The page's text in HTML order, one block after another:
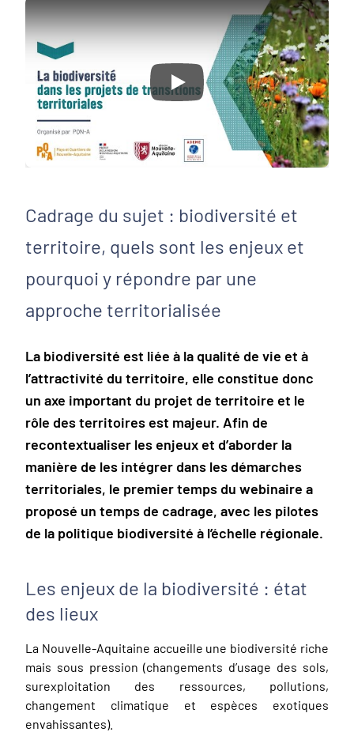
Play
Cadrage du sujet : biodiversité et
territoire, quels sont les enjeux et
pourquoi y répondre par une
approche territorialisée
La biodiversité est liée à la qualité de vie et à
l’attractivité du territoire, elle constitue donc
un axe important du projet de territoire et le
rôle des territoires est majeur. Afin de
recontextualiser les enjeux et d’aborder la
manière de les intégrer dans les démarches
territoriales, le premier temps du webinaire a
proposé un temps de cadrage, avec les pilotes
de la politique biodiversité à l’échelle régionale.
Les enjeux de la biodiversité : état
des lieux
La Nouvelle-Aquitaine accueille une biodiversité riche
mais sous pression (changements d’usage des sols,
surexploitation des ressources, pollutions,
changement climatique et espèces exotiques
envahissantes).